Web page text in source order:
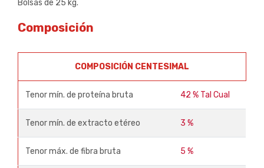
Bolsas de 25 kg.
Composición
COMPOSICIÓN CENTESIMAL
Tenor mín. de proteína bruta 42 % Tal Cual
Tenor mín. de extracto etéreo 3 %
Tenor máx. de fibra bruta 5 %